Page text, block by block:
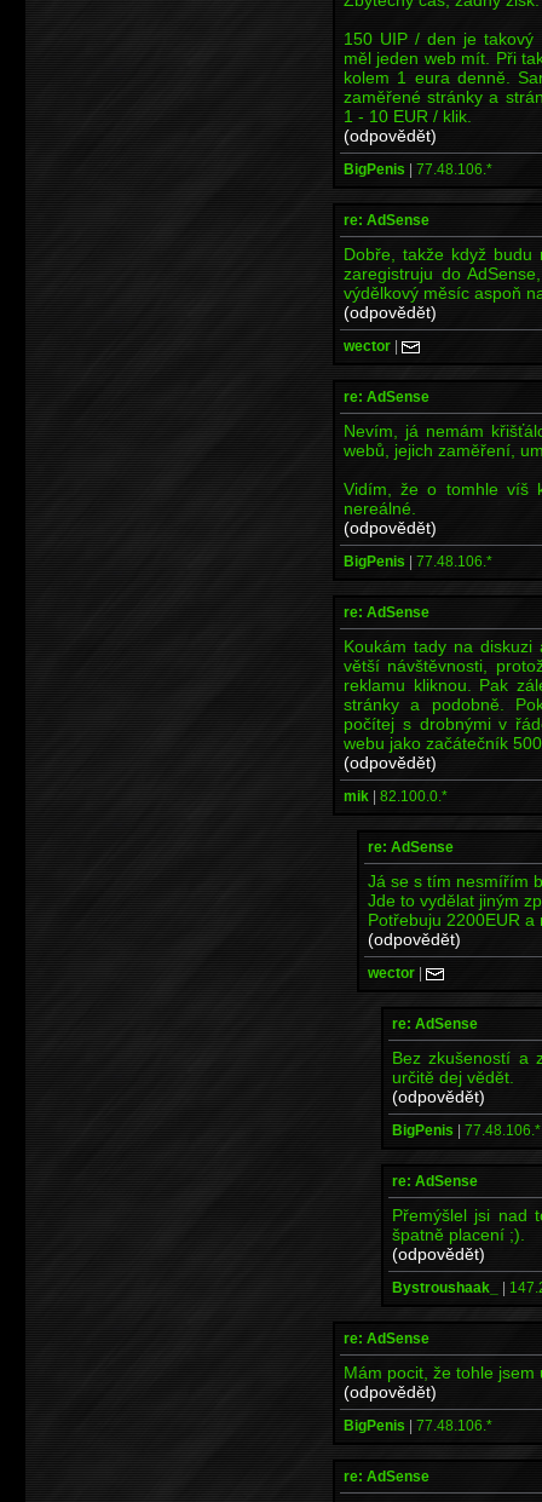
150 UIP / den je takový
měl jeden web mít. Při
kolem 1 eura denně.
zaměřené stránky a
1 - 10 EUR / klik.
(odpovědět)
BigPenis | 77.48.106.*
re: AdSense
Dobře, takže když
zaregistruju do
výdělkový měsíc aspoň
(odpovědět)
wector |
re: AdSense
Nevím, já nemám
webů, jejich zaměření,
Vidím, že o tomhle víš
nereálné.
(odpovědět)
BigPenis | 77.48.106.*
re: AdSense
Koukám tady na
větší návštěvnosti,
reklamu kliknou. Pak
stránky a podobně.
počítej s drobnými v
webu jako začátečník
(odpovědět)
mik | 82.100.0.*
re: AdSense
Já se s tím nesmířím
Jde to vydělat jiným
Potřebuju 2200EUR
(odpovědět)
wector |
re: AdSense
Bez zkušeností a
určitě dej vědět.
(odpovědět)
BigPenis | 77.48.106.*
re: AdSense
Přemýšlel jsi nad
špatně placení ;).
(odpovědět)
Bystroushaak_ |
re: AdSense
Mám pocit, že tohle jsem
(odpovědět)
BigPenis | 77.48.106.*
re: AdSense